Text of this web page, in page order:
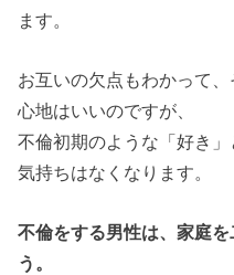
ます。
お互いの欠点もわかって
心地はいいのですが、
不倫初期のような「好き
気持ちはなくなります。
不倫をする男性は、家庭
う。